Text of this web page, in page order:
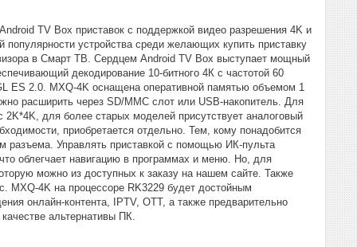
TV Box приставок с поддержкой видео разрешения 4K и
устройства среди желающих купить приставку
в Смарт ТВ. Сердцем Android TV Box выступает мощный
декодирование 10-битного 4К с частотой 60
ES 2.0. MXQ-4K оснащена оперативной памятью объемом 1
расширить через SD/MMC слот или USB-накопитель. Для
для более старых моделей присутствует аналоговый
приобретается отдельно. Тем, кому понадобится
разъема. Управлять приставкой с помощью ИК-пульта
облегчает навигацию в программах и меню. Но, для
можно из доступных к заказу на нашем сайте. Также
MXQ-4K на процессоре RK3229 будет достойным
онлайн-контента, IPTV, OTT, а также предварительно
альтернативы ПК.